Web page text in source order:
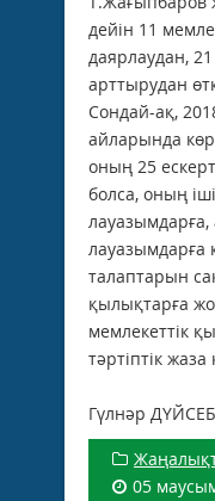
дейін 11
даярлаудан, 21
арттырудан
Сондай-ақ,
айларында
оның 25
болса, оның
лауазымдарға
талаптарын
қылықтарға
мемлекеттік
тәртіптік
Гүлнәр
05